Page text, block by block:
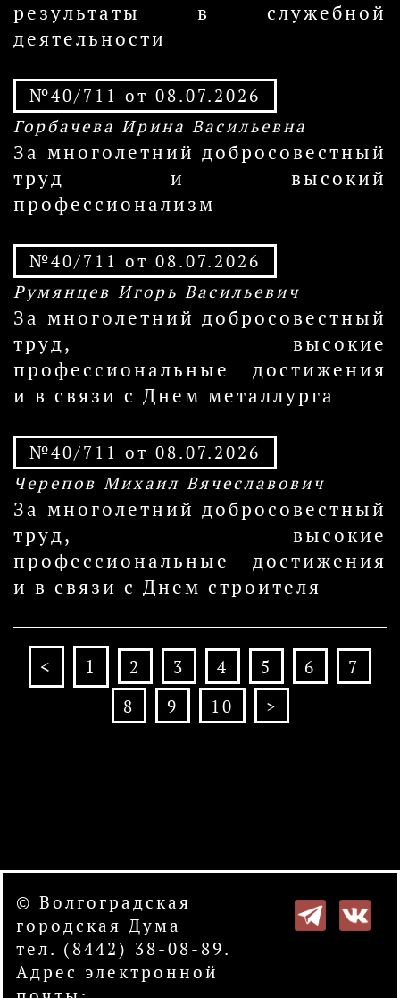
результаты в служебной
деятельности
№40/711 от 08.07.2026
Горбачева Ирина Васильевна
За многолетний добросовестный
труд и высокий
профессионализм
№40/711 от 08.07.2026
Румянцев Игорь Васильевич
За многолетний добросовестный
труд, высокие
профессиональные достижения
и в связи с Днем металлурга
№40/711 от 08.07.2026
Черепов Михаил Вячеславович
За многолетний добросовестный
труд, высокие
профессиональные достижения
и в связи с Днем строителя
< 1 2 3 4 5 6
7
8
9 10 >
© Волгоградская
городская Дума
тел. (8442) 38-08-89.
Адрес электронной